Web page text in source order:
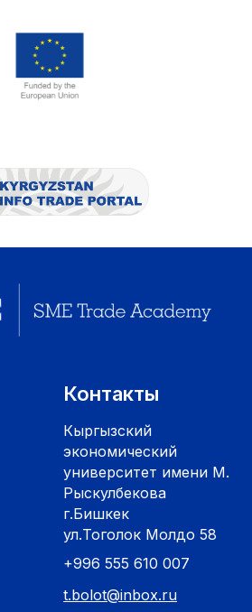
Контакты
Кыргызский
экономический
университет имени М.
Рыскулбекова
г.Бишкек
ул.Тоголок Молдо 58
+996 555 610 007
t.bolot@inbox.ru